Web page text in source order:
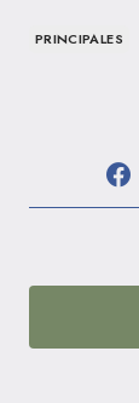
PRINCIPALES